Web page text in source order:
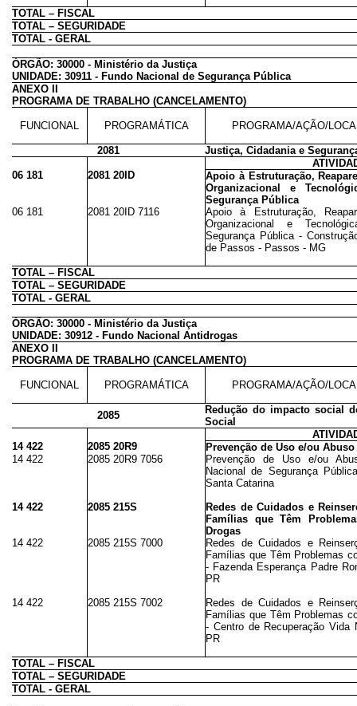
TOTAL – FISCAL
TOTAL – SEGURIDADE
TOTAL - GERAL
ÓRGÃO: 30000 - Ministério da Justiça
UNIDADE: 30911 - Fundo Nacional de Segurança Pública
ANEXO II
PROGRAMA DE TRABALHO (CANCELAMENTO)
FUNCIONAL PROGRAMÁTICA PROGRAMA/AÇÃO/
2081
Justiça, Cidadania e
06 181
2081 20ID
Apoio à Estruturação,
Organizacional e
Segurança Pública
06 181
2081 20ID 7116
Apoio à Estruturação,
Organizacional e
Segurança Pública -
de Passos - Passos - MG
TOTAL – FISCAL
TOTAL – SEGURIDADE
TOTAL - GERAL
ÓRGÃO: 30000 - Ministério da Justiça
UNIDADE: 30912 - Fundo Nacional Antidrogas
ANEXO II
PROGRAMA DE TRABALHO (CANCELAMENTO)
FUNCIONAL PROGRAMÁTICA PROGRAMA/AÇÃO/
2085
Redução do impacto social
Social
14 422
2085 20R9
Prevenção de Uso e/ou
14 422
2085 20R9 7056
Prevenção de Uso e/ou
Nacional de Segurança
Santa Catarina
14 422
2085 215S
Redes de Cuidados e
Famílias que Têm
Drogas
14 422
2085 215S 7000
Redes de Cuidados e
Famílias que Têm Problemas
- Fazenda Esperança Padre
PR
14 422
2085 215S 7002
Redes de Cuidados e
Famílias que Têm Problemas
- Centro de Recuperação Vida
PR
TOTAL – FISCAL
TOTAL – SEGURIDADE
TOTAL - GERAL